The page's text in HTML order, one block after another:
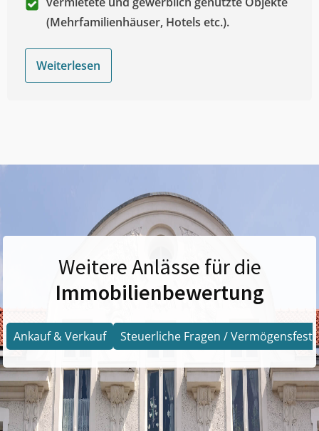
(Mehrfamilienhäuser, Hotels etc.).
Weiterlesen
Weitere Anlässe für die
Immobilienbewertung
Ankauf & Verkauf Steuerliche Fragen /